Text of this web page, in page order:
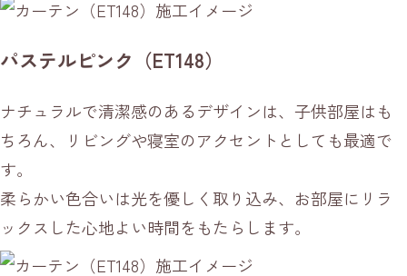
パステルピンク（ET148）
ナチュラルで清潔感のあるデザインは、子供部屋はも
ちろん、リビングや寝室のアクセントとしても最適で
す。
柔らかい色合いは光を優しく取り込み、お部屋にリラ
ックスした心地よい時間をもたらします。